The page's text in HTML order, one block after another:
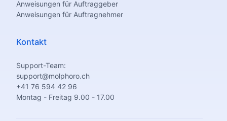
Anweisungen für Auftraggeber
Anweisungen für Auftragnehmer
Kontakt
Support-Team:
support@molphoro.ch
+41 76 594 42 96
Montag - Freitag 9.00 - 17.00